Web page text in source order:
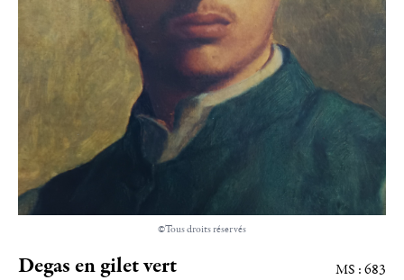
©Tous droits réservés
Degas en gilet vert MS : 683